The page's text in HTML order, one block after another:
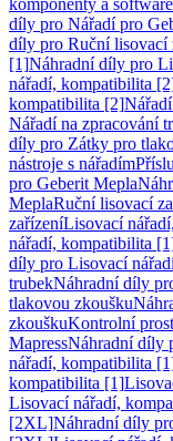
komponenty a software
díly pro Nářadí pro
díly pro Ruční lisovací
[1]Náhradní díly pro
nářadí, kompatibilita
kompatibilita [2]
Nářadí na zpracování
díly pro Zátky pro
nástroje s nářadím
pro Geberit Mepla
MeplaRuční lisovací
zařízeníLisovací
nářadí, kompatibilita
díly pro Lisovací
trubekNáhradní díly
tlakovou zkoušku
zkouškuKontrolní
MapressNáhradní díly
nářadí, kompatibilita
kompatibilita [1]
Lisovací nářadí,
[2XL]Náhradní díly